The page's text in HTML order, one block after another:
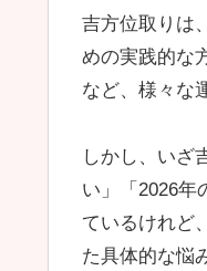
吉方位取りは
めの実践的な
など、様々な
しかし、いざ
い」「2026年
ているけれど
た具体的な悩